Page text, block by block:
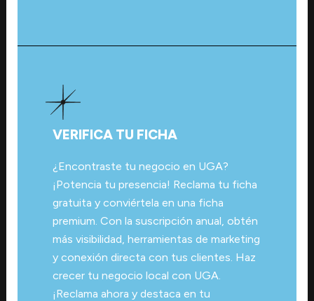
VERIFICA TU FICHA
¿Encontraste tu negocio en UGA?
¡Potencia tu presencia! Reclama tu ficha
gratuita y conviértela en una ficha
premium. Con la suscripción anual, obtén
más visibilidad, herramientas de marketing
y conexión directa con tus clientes. Haz
crecer tu negocio local con UGA.
¡Reclama ahora y destaca en tu